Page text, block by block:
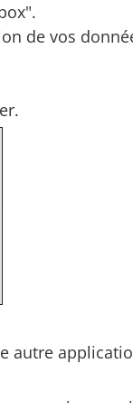
de vos
autre